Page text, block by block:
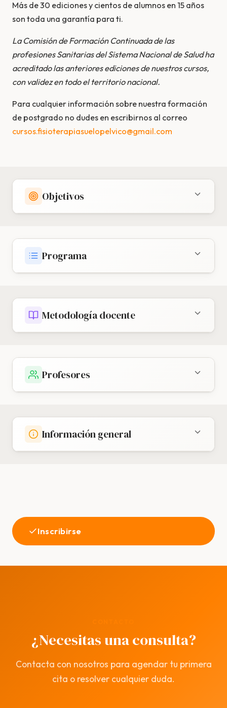
Más de 30 ediciones y cientos de alumnos en 15 años
son toda una garantía para ti.
La Comisión de Formación Continuada de las
profesiones Sanitarias del Sistema Nacional de Salud ha
acreditado las anteriores ediciones de nuestros cursos,
con validez en todo el territorio nacional.
Para cualquier información sobre nuestra formación
de postgrado no dudes en escribirnos al correo
cursos.fisioterapiasuelopelvico@gmail.com
Objetivos
Programa
Metodología docente
Profesores
Información general
Inscribirse
¿Necesitas una consulta?
Contacta con nosotros para agendar tu primera
cita o resolver cualquier duda.